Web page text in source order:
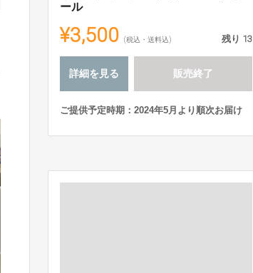
ール
¥3,500 (税込・送料込) 残り 13
詳細を見る 販売終了
ご提供予定時期：2024年5月より順次お届け